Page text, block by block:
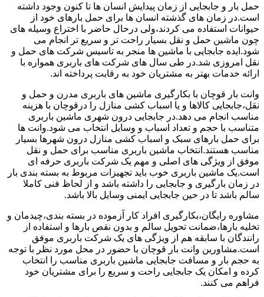
حمل بار و جابجایی از زمان پیدایش انسان ها تا کنون وجود داشته
است.در زمان های گذشته انسان ها برای حمل بارهای خود از
حیوانات استفاده می کردند،ولی درحال حاضر با اختراع وسیله های
چون ماشین حمل و نقل بسیار راحت تر و سریع تر انجام می
شود.ایده جابجایی با ماشین ها منجر به تاسیس شرکت های حمل و
نقل امروزی شد.در طی سال های شرکت های باربری همواره با
ارائه خدمات بهتر به مشتریان خود به رقابت پرداخته اند.
وانت بار قوچان با بکارگیری ماشین های باربری مدرن و حمل و
نقل،جابجایی کالاها و یا اسباب کشی منازل را درقوچان با هزینه
مناسب انجام می دهد.در جابجایی درون شهری ماشین باربری
متناسب با حجم و تعداد اسباب و وسایل انتخاب می شود.وانت ها
برای حمل بارهای سبک و اسباب کشی منازل درون شهرها بسیار
مناسب هستند.انتخاب ماشین باربری مناسب برای حمل و نقل
موفق از ویژگی های اصلی و مهم یک شرکت باربری حرفه ای
است.یک ماشین باربری خوب باید تجهیزات مربوط به بسته بندی بار
در زمان بارگیری و جابجایی را داشته باشد و از لحاظ فنی کاملا
سالم باشد تا در حین جابجایی ایمنی وسایل بالا باشد.
مشاوره رایگان،بکارگیری افراد کار آزموده در بسته بندی،چیدمان و
تخلیه بارها،ضمانت تحویل سالم و بدون نقص بارها و استفاده از
رانندگان با سابقه هم از ویژگی های یک شرکت باربری موفق
است.مشاورین وانت بار قوچان با حضور در محل مورد نظر با توجه
به حجم بار و مسافت جابجایی ماشین باربری مناسب را انتخاب
کرده و امکان یک جابجایی راحت و سریع را برای مشتریان خود
فراهم می کنند.